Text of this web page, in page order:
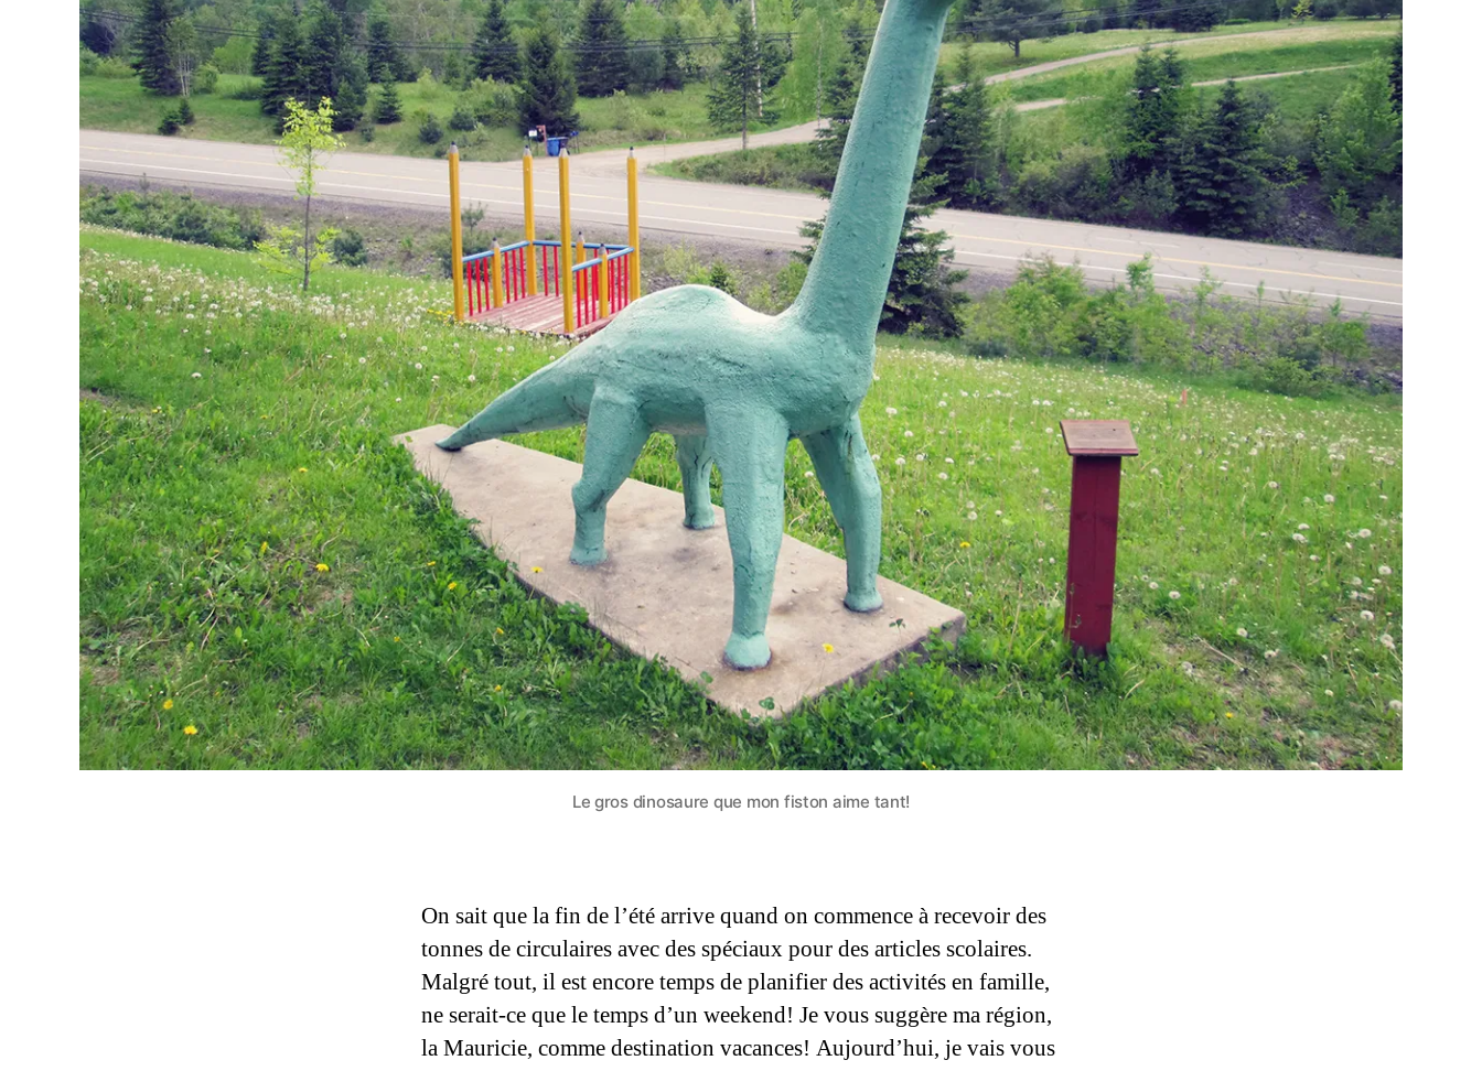
Le gros dinosaure que mon fiston aime tant!
On sait que la fin de l’été arrive quand on commence à recevoir des
tonnes de circulaires avec des spéciaux pour des articles scolaires.
Malgré tout, il est encore temps de planifier des activités en famille,
ne serait-ce que le temps d’un weekend! Je vous suggère ma région,
la Mauricie, comme destination vacances! Aujourd’hui, je vais vous